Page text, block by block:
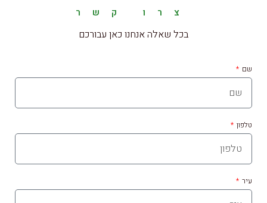
צרו קשר
בכל שאלה אנחנו כאן עבורכם
שם
טלפון
עיר